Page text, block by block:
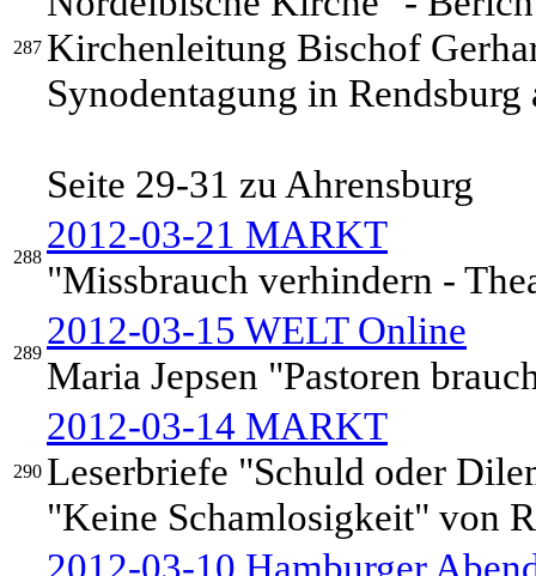
287 Kirchenleitung Bischof
Synodentagung in
Seite 29-31 zu Ahrensburg
288
2012-03-21 MARKT
"Missbrauch verhindern -
289
2012-03-15 WELT Online
Maria Jepsen "Pastoren
290
2012-03-14 MARKT
Leserbriefe "Schuld oder
"Keine Schamlosigkeit" von